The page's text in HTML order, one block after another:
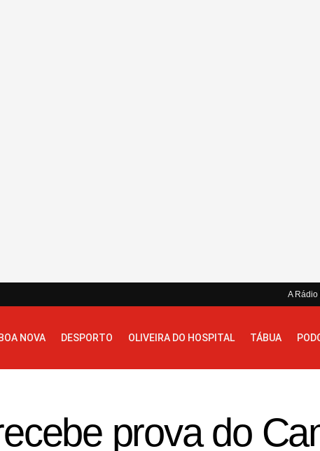
A
NOVA DESPORTO OLIVEIRA DO HOSPITAL TÁBUA
prova do